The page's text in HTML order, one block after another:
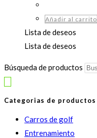
Añadir al carrito
Lista de deseos
Lista de deseos
Búsqueda de productos
Categorias de productos
Carros de golf
Entrenamiento